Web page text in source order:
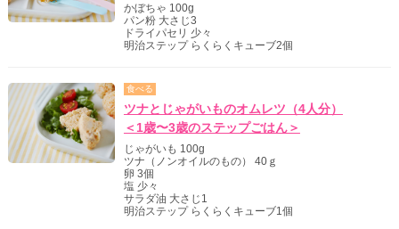
かぼちゃ 100g
パン粉 大さじ3
ドライパセリ 少々
明治ステップ らくらくキューブ2個
食べる
ツナとじゃがいものオムレツ（4人分）
＜1歳〜3歳のステップごはん＞
じゃがいも 100g
ツナ（ノンオイルのもの） 40ｇ
卵 3個
塩 少々
サラダ油 大さじ1
明治ステップ らくらくキューブ1個